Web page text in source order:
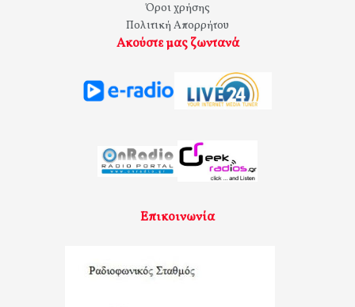
Όροι χρήσης
Πολιτική Απορρήτου
Ακούστε μας ζωντανά
Επικοινωνία